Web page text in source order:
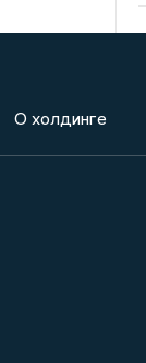
О холдинге